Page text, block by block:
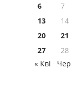
6
7
13
14
20
21
27
28
« Кві
Чер